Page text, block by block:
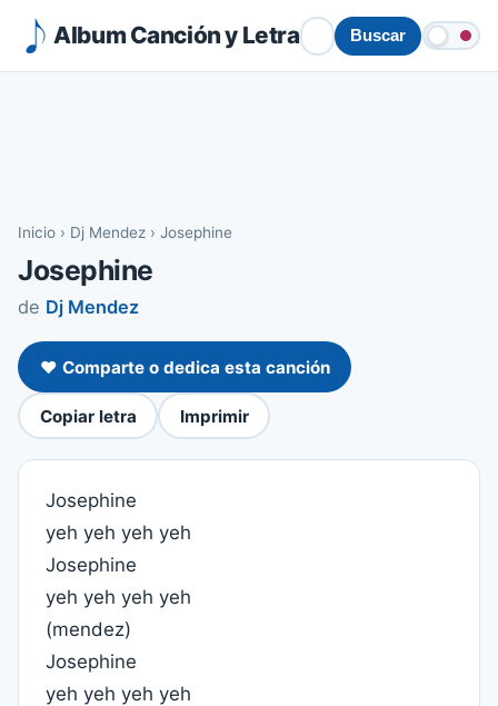
Album Canción y Letra Buscar
Inicio › Dj Mendez › Josephine
Josephine
de Dj Mendez
❤️ Comparte o dedica esta canción
Copiar letra Imprimir
Josephine
yeh yeh yeh yeh
Josephine
yeh yeh yeh yeh
(mendez)
Josephine
yeh yeh yeh yeh